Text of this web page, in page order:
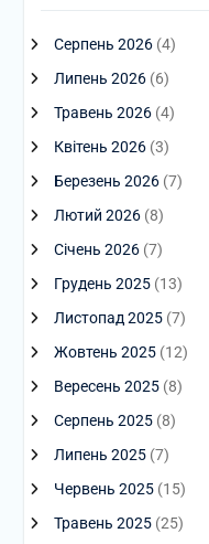
Серпень 2026(4)
Липень 2026(6)
Травень 2026(4)
Квітень 2026(3)
Березень 2026(7)
Лютий 2026(8)
Січень 2026(7)
Грудень 2025(13)
Листопад 2025(7)
Жовтень 2025(12)
Вересень 2025(8)
Серпень 2025(8)
Липень 2025(7)
Червень 2025(15)
Травень 2025(25)